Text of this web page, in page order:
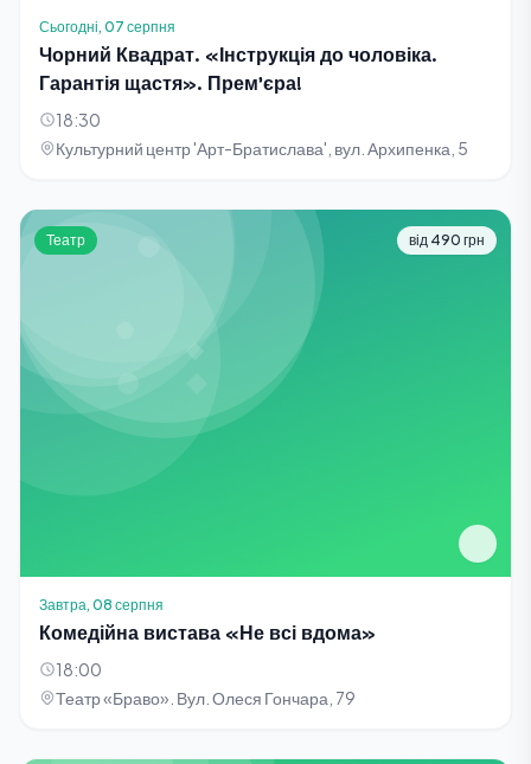
Сьогодні, 07 серпня
Чорний Квадрат. «Інструкція до чоловіка.
Гарантія щастя». Прем'єра!
18:30
Культурний центр 'Арт-Братислава', вул. Архипенка, 5
Театр від 490 грн
Завтра, 08 серпня
Комедійна вистава «Не всі вдома»
18:00
Театр «Браво». Вул. Олеся Гончара, 79